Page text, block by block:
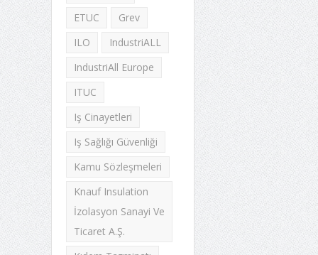
ETUC
Grev
ILO
IndustriALL
IndustriAll Europe
ITUC
Iş Cinayetleri
Iş Sağlığı Güvenliği
Kamu Sözleşmeleri
Knauf Insulation
İzolasyon Sanayi Ve
Ticaret A.Ş.